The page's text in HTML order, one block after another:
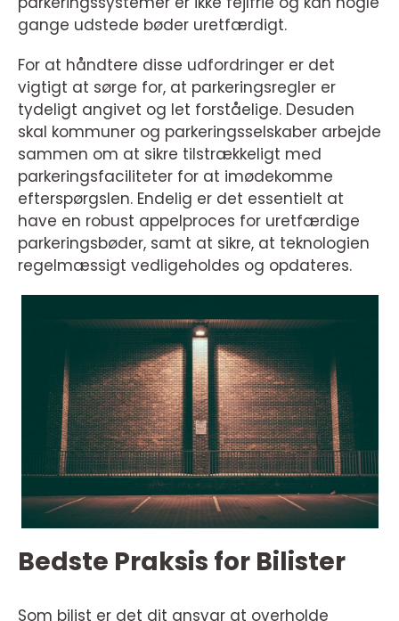
gange udstede bøder uretfærdigt.
For at håndtere disse udfordringer er det
vigtigt at sørge for, at parkeringsregler er
tydeligt angivet og let forståelige. Desuden
skal kommuner og parkeringsselskaber arbejde
sammen om at sikre tilstrækkeligt med
parkeringsfaciliteter for at imødekomme
efterspørgslen. Endelig er det essentielt at
have en robust appelproces for uretfærdige
parkeringsbøder, samt at sikre, at teknologien
regelmæssigt vedligeholdes og opdateres.
Bedste Praksis for Bilister
Som bilist er det dit ansvar at overholde